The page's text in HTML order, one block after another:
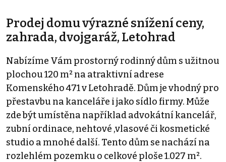
Prodej domu výrazné snížení ceny,
zahrada, dvojgaráž, Letohrad
Nabízíme Vám prostorný rodinný dům s užitnou
plochou 120 m² na atraktivní adrese
Komenského 471 v Letohradě. Dům je vhodný pro
přestavbu na kanceláře i jako sídlo firmy. Může
zde být umístěna například advokátní kancelář,
zubní ordinace, nehtové ,vlasové či kosmetické
studio a mnohé další. Tento dům se nachází na
rozlehlém pozemku o celkové ploše 1.027 m².